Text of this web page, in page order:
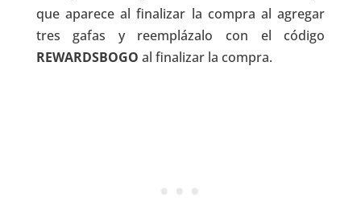
que aparece al finalizar la compra al agregar
tres gafas y reemplázalo con el código
REWARDSBOGO al finalizar la compra.